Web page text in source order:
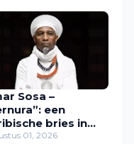
Sosa –
een
bries in
01, 2026